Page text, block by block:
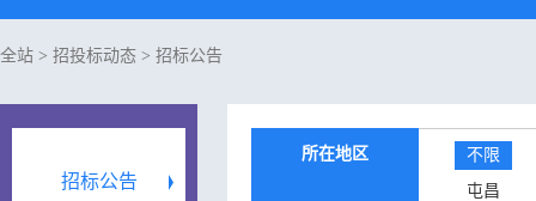
全站 > 招投标动态 > 招标公告
招标公告
所在地区
不限
屯昌